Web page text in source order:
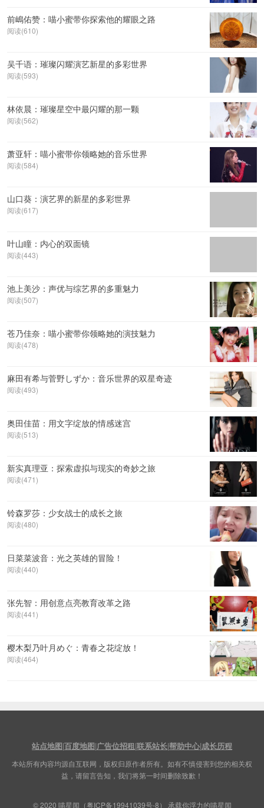
前嶋佑赞：喵小蜜带你探索他的耀眼之路
阅读(610)
吴千语：璀璨闪耀演艺新星的多彩世界
阅读(593)
林依晨：璀璨星空中最闪耀的那一颗
阅读(562)
萧亚轩：喵小蜜带你领略她的音乐世界
阅读(584)
山口葵：演艺界的新星的多彩世界
阅读(617)
叶山瞳：内心的双面镜
阅读(443)
池上美沙：声优与综艺界的多重魅力
阅读(507)
苍乃佳奈：喵小蜜带你领略她的演技魅力
阅读(478)
麻田有希与菅野しずか：音乐世界的双星奇迹
阅读(493)
奥田佳苗：用文字绽放的情感迷宫
阅读(513)
新实真理亚：探索虚拟与现实的奇妙之旅
阅读(471)
铃森罗莎：少女战士的成长之旅
阅读(480)
日菜菜波音：光之英雄的冒险！
阅读(440)
张先智：用创意点亮教育改革之路
阅读(441)
樱木梨乃叶月めぐ：青春之花绽放！
阅读(464)
站点地图|百度地图|广告位招租|联系站长|帮助中心|成长历程
本站所有内容均源自互联网，版权归原作者所有。如有不慎侵害到您的相关权
益，请留言告知，我们将第一时间删除致歉！
© 2020 喵星闻 （粤ICP备19941039号-8） 承载你浮力的喵星闻